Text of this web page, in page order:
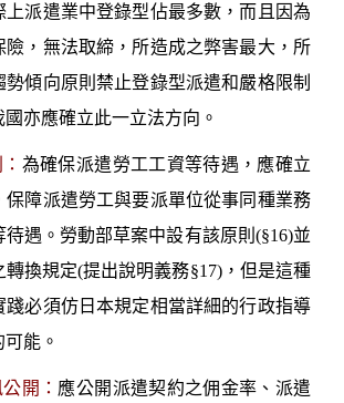
上派遣業中登錄型佔最多數，而且因為
險，無法取締，所造成之弊害最大，所
傾向原則禁止登錄型派遣和嚴格限制
國亦應確立此一立法方向。
為確保派遣勞工工資等待遇，應確立
保障派遣勞工與要派單位從事同種業務
遇。勞動部草案中設有該原則 (§16)並
轉換規定(提出說明義務§17)，但是這種
踐必須仿日本規定相當詳細的行政指導
能。
開： 應公開派遣契約之佣金率、派遣